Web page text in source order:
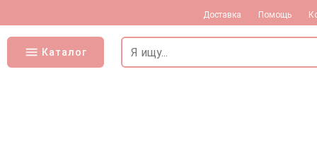
Доставка Помощь
Каталог